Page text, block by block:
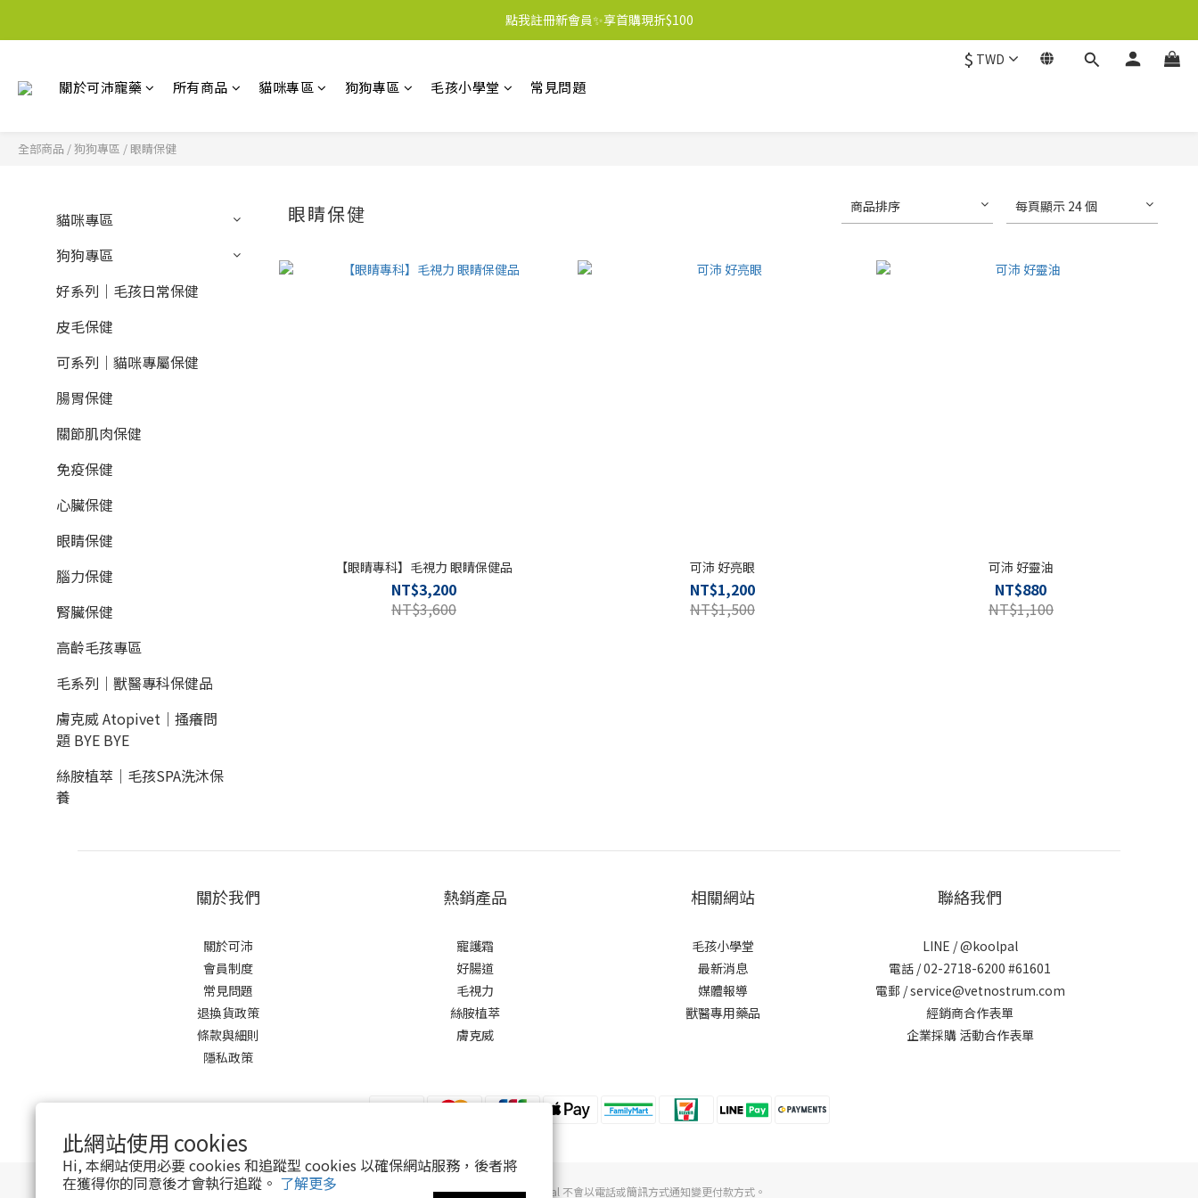
此網站使用 cookies
Hi, 本網站使用必要 cookies 和追蹤型 cookies 以確保網站服務，後者將
在獲得你的同意後才會執行追蹤。 了解更多
點我註冊新會員✨享首購現折$100
$ TWD
關於可沛寵藥 所有商品 貓咪專區 狗狗專區 毛孩小學堂 常見問題
全部商品 /狗狗專區 / 眼睛保健
貓咪專區
狗狗專區
好系列｜毛孩日常保健
皮毛保健
可系列｜貓咪專屬保健
腸胃保健
關節肌肉保健
免疫保健
心臟保健
眼睛保健
腦力保健
腎臟保健
高齡毛孩專區
毛系列｜獸醫專科保健品
膚克威 Atopivet｜搔癢問
題 BYE BYE
絲胺植萃｜毛孩SPA洗沐保
養
眼睛保健 商品排序 每頁顯示 24 個
【眼睛專科】毛視力 眼睛保健品
NT$3,200
NT$3,600
可沛 好亮眼
NT$1,200
NT$1,500
可沛 好靈油
NT$880
NT$1,100
關於我們
關於可沛
會員制度
常見問題
退換貨政策
條款與細則
隱私政策
熱銷產品
寵護霜
好腸道
毛視力
絲胺植萃
膚克威
相關網站
毛孩小學堂
最新消息
媒體報導
獸醫專用藥品
聯絡我們
LINE /@koolpal
電話 / 02-2718-6200 #61601
電郵 / service@vetnostrum.com
經銷商合作表單
企業採購 活動合作表單
提醒您，可沛寵藥 Koolpal 不會以電話或簡訊方式通知變更付款方式。